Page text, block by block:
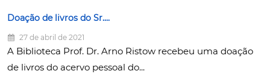
Doação de livros do Sr....
27 de abril de 2021
A Biblioteca Prof. Dr. Arno Ristow recebeu uma doação
de livros do acervo pessoal do...